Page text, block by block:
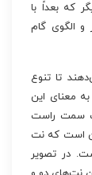
که بعداً با
و الگوی گام
تا تنوع
معنای این
سمت راست
است که نت
در تصویر